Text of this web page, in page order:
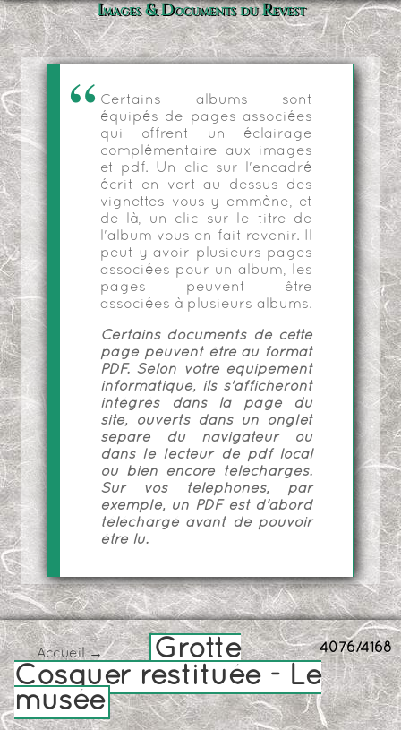
Images & Documents du Revest
Certains albums sont
équipés de pages associées
qui offrent un éclairage
complémentaire aux images
et pdf. Un clic sur l'encadré
écrit en vert au dessus des
vignettes vous y emmène, et
de là, un clic sur le titre de
l'album vous en fait revenir. Il
peut y avoir plusieurs pages
associées pour un album, les
pages peuvent être
associées à plusieurs albums.
Certains documents de cette
page peuvent être au format
PDF. Selon votre équipement
informatique, ils s'afficheront
intégrés dans la page du
site, ouverts dans un onglet
séparé du navigateur ou
dans le lecteur de pdf local
ou bien encore téléchargés.
Sur vos téléphones, par
exemple, un PDF est d'abord
téléchargé avant de pouvoir
être lu.
4076/4168
Accueil→
Grotte
Cosquer restituée - Le
musée